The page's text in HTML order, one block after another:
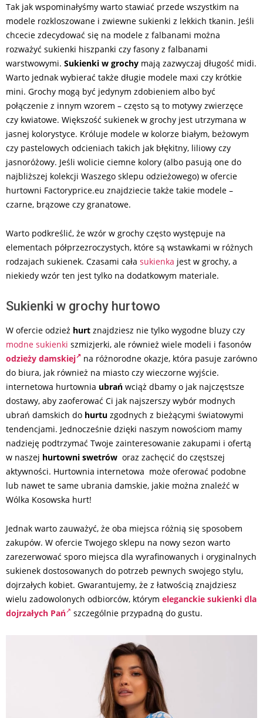
Tak jak wspominałyśmy warto stawiać przede wszystkim na
modele rozkloszowane i zwiewne sukienki z lekkich tkanin. Jeśli
chcecie zdecydować się na modele z falbanami można
rozważyć sukienki hiszpanki czy fasony z falbanami
warstwowymi. Sukienki w grochy mają zazwyczaj długość midi.
Warto jednak wybierać także długie modele maxi czy krótkie
mini. Grochy mogą być jedynym zdobieniem albo być
połączenie z innym wzorem – często są to motywy zwierzęce
czy kwiatowe. Większość sukienek w grochy jest utrzymana w
jasnej kolorystyce. Króluje modele w kolorze białym, beżowym
czy pastelowych odcieniach takich jak błękitny, liliowy czy
jasnoróżowy. Jeśli wolicie ciemne kolory (albo pasują one do
najbliższej kolekcji Waszego sklepu odzieżowego) w ofercie
hurtowni Factoryprice.eu znajdziecie także takie modele –
czarne, brązowe czy granatowe.
Warto podkreślić, że wzór w grochy często występuje na
elementach półprzezroczystych, które są wstawkami w różnych
rodzajach sukienek. Czasami cała sukienka jest w grochy, a
niekiedy wzór ten jest tylko na dodatkowym materiale.
Sukienki w grochy hurtowo
W ofercie odzież hurt znajdziesz nie tylko wygodne bluzy czy
modne sukienki szmizjerki, ale również wiele modeli i fasonów
odzieży damskiej
na różnorodne okazje, która pasuje zarówno
do biura, jak również na miasto czy wieczorne wyjście.
internetowa hurtownia ubrań wciąż dbamy o jak najczęstsze
dostawy, aby zaoferować Ci jak najszerszy wybór modnych
ubrań damskich do hurtu zgodnych z bieżącymi światowymi
tendencjami. Jednocześnie dzięki naszym nowościom mamy
nadzieję podtrzymać Twoje zainteresowanie zakupami i ofertą
w naszej hurtowni swetrów oraz zachęcić do częstszej
aktywności. Hurtownia internetowa może oferować podobne
lub nawet te same ubrania damskie, jakie można znaleźć w
Wólka Kosowska hurt!
Jednak warto zauważyć, że oba miejsca różnią się sposobem
zakupów. W ofercie Twojego sklepu na nowy sezon warto
zarezerwować sporo miejsca dla wyrafinowanych i oryginalnych
sukienek dostosowanych do potrzeb pewnych swojego stylu,
dojrzałych kobiet. Gwarantujemy, że z łatwością znajdziesz
wielu zadowolonych odbiorców, którym eleganckie sukienki dla
dojrzałych Pań
szczególnie przypadną do gustu.